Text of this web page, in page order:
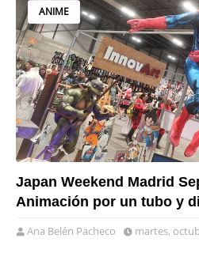
ANIME
Japan Weekend Madrid
Animación por un tubo y
Ana Belén Pacheco martes,